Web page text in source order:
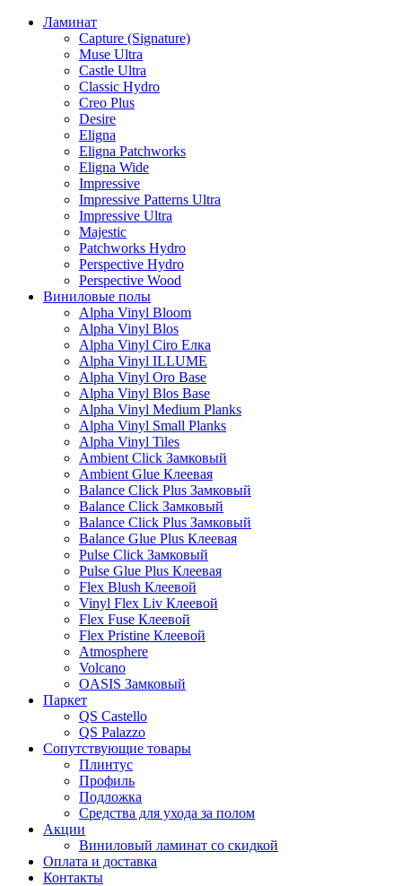
Ламинат
Capture (Signature)
Muse Ultra
Castle Ultra
Classic Hydro
Creo Plus
Desire
Eligna
Eligna Patchworks
Eligna Wide
Impressive
Impressive Patterns Ultra
Impressive Ultra
Majestic
Patchworks Hydro
Perspective Hydro
Perspective Wood
Виниловые полы
Alpha Vinyl Bloom
Alpha Vinyl Blos
Alpha Vinyl Ciro Елка
Alpha Vinyl ILLUME
Alpha Vinyl Oro Base
Alpha Vinyl Blos Base
Alpha Vinyl Medium Planks
Alpha Vinyl Small Planks
Alpha Vinyl Tiles
Ambient Click Замковый
Ambient Glue Клеевая
Balance Click Plus Замковый
Balance Click Замковый
Balance Click Plus Замковый
Balance Glue Plus Клеевая
Pulse Click Замковый
Pulse Glue Plus Клеевая
Flex Blush Клеевой
Vinyl Flex Liv Клеевой
Flex Fuse Клеевой
Flex Pristine Клеевой
Atmosphere
Volcano
OASIS Замковый
Паркет
QS Castello
QS Palazzo
Сопутствующие товары
Плинтус
Профиль
Подложка
Средства для ухода за полом
Акции
Виниловый ламинат со скидкой
Оплата и доставка
Контакты